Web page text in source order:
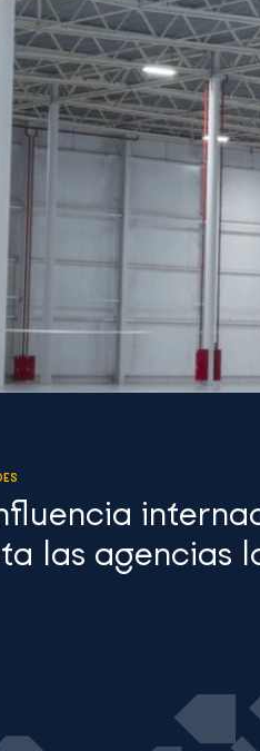
las agencias